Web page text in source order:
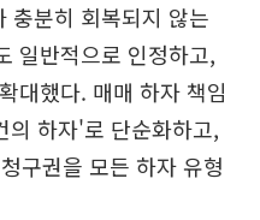
충분히 회복되지 않는
일반적으로 인정하고,
대했다. 매매 하자 책임
하자'로 단순화하고,
구권을 모든 하자 유형